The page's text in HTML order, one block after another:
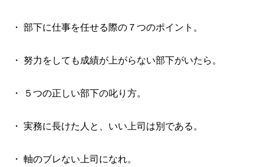
・ 部下に仕事を任せる際の７つのポイント。
・ 努力をしても成績が上がらない部下がいたら。
・ ５つの正しい部下の叱り方。
・ 実務に長けた人と、いい上司は別である。
・ 軸のブレない上司になれ。